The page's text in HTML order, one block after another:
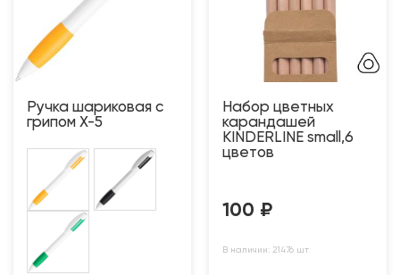
Ручка шариковая с
грипом X-5
Набор цветных
карандашей
KINDERLINE small,6
цветов
100 ₽
В наличии: 21476 шт